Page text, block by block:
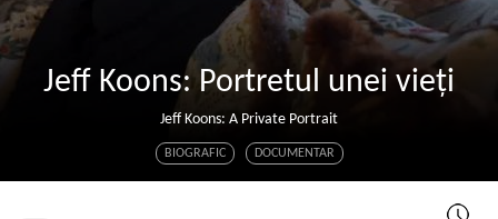
Jeff Koons: Portretul unei vieți
Jeff Koons: A Private Portrait
BIOGRAFIC DOCUMENTAR